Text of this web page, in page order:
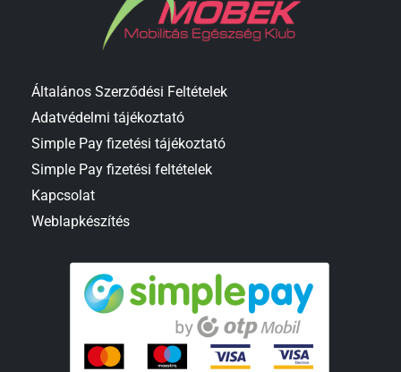
Általános Szerződési Feltételek
Adatvédelmi tájékoztató
Simple Pay fizetési tájékoztató
Simple Pay fizetési feltételek
Kapcsolat
Weblapkészítés